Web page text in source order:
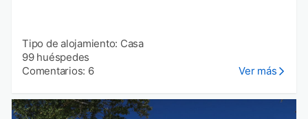
Tipo de alojamiento: Casa
99 huéspedes
Comentarios: 6
Ver más